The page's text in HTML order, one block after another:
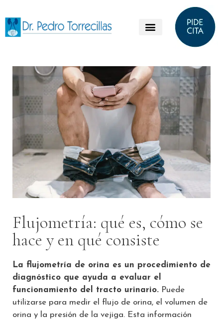
Flujometría: qué es, cómo se
hace y en qué consiste
La flujometría de orina es un procedimiento de
diagnóstico que ayuda a evaluar el
funcionamiento del tracto urinario. Puede
utilizarse para medir el flujo de orina, el volumen de
orina y la presión de la vejiga. Esta información